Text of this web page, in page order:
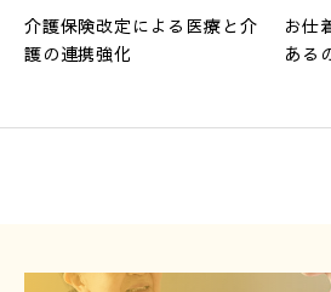
介護保険改定による医療と介
護の連携強化
お仕
ある